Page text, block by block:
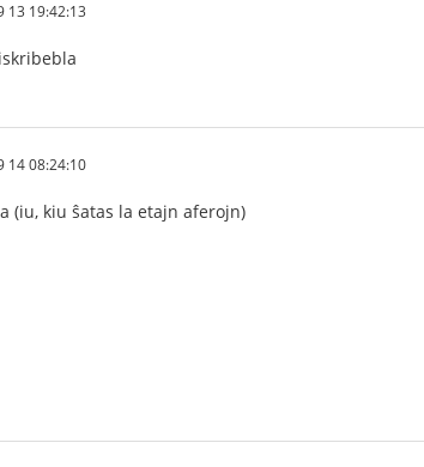
13 19:42:13
14 08:24:10
(iu, kiu ŝatas la etajn aferojn)